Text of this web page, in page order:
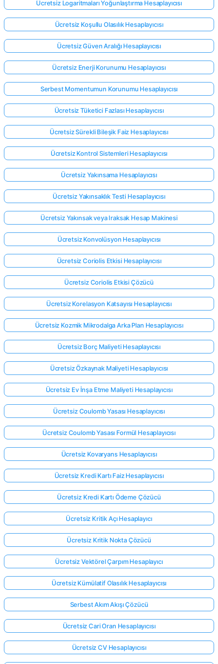
Ücretsiz Logaritmaları Yoğunlaştırma Hesaplayıcısı
Ücretsiz Koşullu Olasılık Hesaplayıcısı
Ücretsiz Güven Aralığı Hesaplayıcısı
Ücretsiz Enerji Korunumu Hesaplayıcısı
Serbest Momentumun Korunumu Hesaplayıcısı
Ücretsiz Tüketici Fazlası Hesaplayıcısı
Ücretsiz Sürekli Bileşik Faiz Hesaplayıcısı
Ücretsiz Kontrol Sistemleri Hesaplayıcısı
Ücretsiz Yakınsama Hesaplayıcısı
Ücretsiz Yakınsaklık Testi Hesaplayıcısı
Ücretsiz Yakınsak veya Iraksak Hesap Makinesi
Ücretsiz Konvolüsyon Hesaplayıcısı
Ücretsiz Coriolis Etkisi Hesaplayıcısı
Ücretsiz Coriolis Etkisi Çözücü
Ücretsiz Korelasyon Katsayısı Hesaplayıcısı
Ücretsiz Kozmik Mikrodalga Arka Plan Hesaplayıcısı
Ücretsiz Borç Maliyeti Hesaplayıcısı
Ücretsiz Özkaynak Maliyeti Hesaplayıcısı
Ücretsiz Ev İnşa Etme Maliyeti Hesaplayıcısı
Ücretsiz Coulomb Yasası Hesaplayıcısı
Ücretsiz Coulomb Yasası Formül Hesaplayıcısı
Ücretsiz Kovaryans Hesaplayıcısı
Ücretsiz Kredi Kartı Faiz Hesaplayıcısı
Ücretsiz Kredi Kartı Ödeme Çözücü
Ücretsiz Kritik Açı Hesaplayıcı
Ücretsiz Kritik Nokta Çözücü
Ücretsiz Vektörel Çarpım Hesaplayıcı
Ücretsiz Kümülatif Olasılık Hesaplayıcısı
Serbest Akım Akışı Çözücü
Ücretsiz Cari Oran Hesaplayıcısı
Ücretsiz CV Hesaplayıcısı